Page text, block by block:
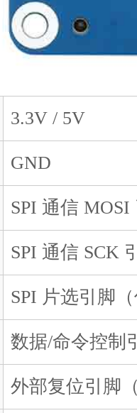
3.3V / 5V
GND
SPI 通信 MOSI
SPI 通信 SCK
SPI 片选引脚
数据/命令控制
外部复位引脚